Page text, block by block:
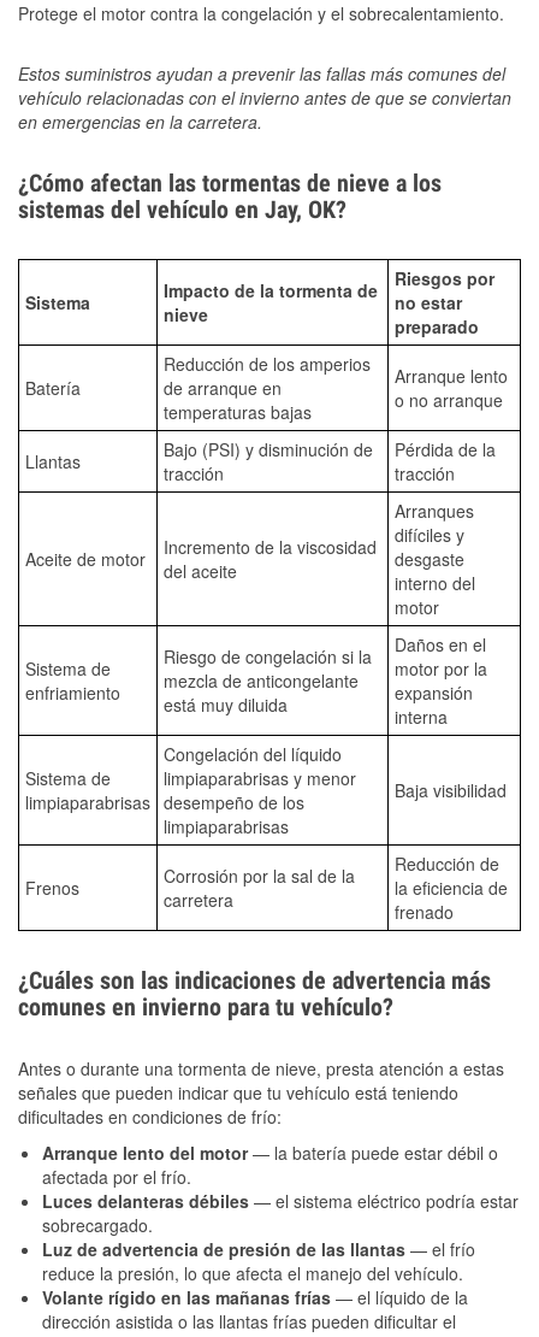
Protege el motor contra la congelación y el sobrecalentamiento.
Estos suministros ayudan a prevenir las fallas más comunes del
vehículo relacionadas con el invierno antes de que se conviertan
en emergencias en la carretera.
¿Cómo afectan las tormentas de nieve a los
sistemas del vehículo en Jay, OK?
Sistema
Impacto de la tormenta de
nieve
Riesgos por
no estar
preparado
Batería
Reducción de los amperios
de arranque en
temperaturas bajas
Arranque lento
o no arranque
Llantas
Bajo (PSI) y disminución de
tracción
Pérdida de la
tracción
Aceite de motor
Incremento de la viscosidad
del aceite
Arranques
difíciles y
desgaste
interno del
motor
Sistema de
enfriamiento
Riesgo de congelación si la
mezcla de anticongelante
está muy diluida
Daños en el
motor por la
expansión
interna
Sistema de
limpiaparabrisas
Congelación del líquido
limpiaparabrisas y menor
desempeño de los
limpiaparabrisas
Baja visibilidad
Frenos
Corrosión por la sal de la
carretera
Reducción de
la eficiencia de
frenado
¿Cuáles son las indicaciones de advertencia más
comunes en invierno para tu vehículo?
Antes o durante una tormenta de nieve, presta atención a estas
señales que pueden indicar que tu vehículo está teniendo
dificultades en condiciones de frío:
Arranque lento del motor— la batería puede estar débil o
afectada por el frío.
Luces delanteras débiles — el sistema eléctrico podría estar
sobrecargado.
Luz de advertencia de presión de las llantas — el frío
reduce la presión, lo que afecta el manejo del vehículo.
Volante rígido en las mañanas frías — el líquido de la
dirección asistida o las llantas frías pueden dificultar el